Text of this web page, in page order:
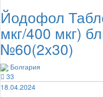
Йодофол
мкг/400 мкг)
№60(2x30)
Болгария
33
18.04.2024